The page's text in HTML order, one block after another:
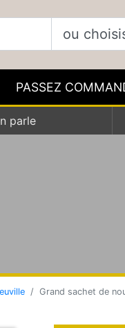
PASSEZ
parle
Grand sachet de